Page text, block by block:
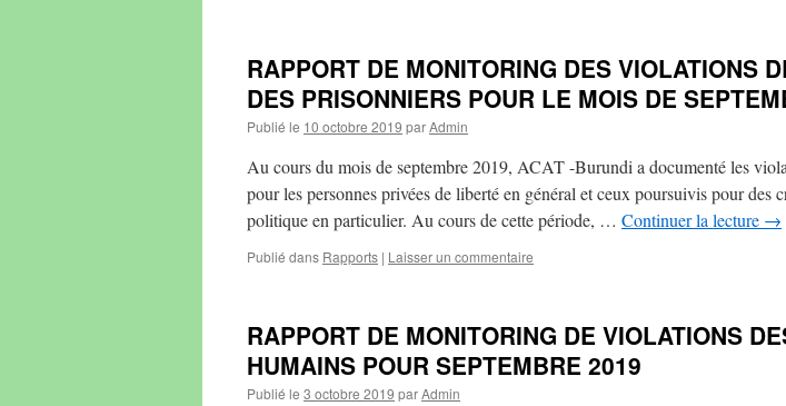
RAPPORT DE MONITORING DES VIOLATIONS
DES PRISONNIERS POUR LE MOIS DE
Publié le 10 octobre 2019 parAdmin
Au cours du mois de septembre 2019, ACAT -Burundi a documenté les
pour les personnes privées de liberté en général et ceux poursuivis pour des
politique en particulier. Au cours de cette période, … Continuer la lecture →
Publié dans Rapports | Laisser un commentaire
RAPPORT DE MONITORING DE VIOLATIONS
HUMAINS POUR SEPTEMBRE 2019
Publié le 3 octobre 2019 parAdmin